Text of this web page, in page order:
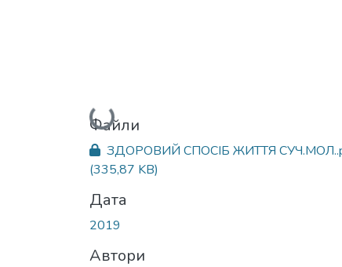
Вантажиться...
Файли
ЗДОРОВИЙ СПОСІБ ЖИТТЯ
(335,87 KB)
Дата
2019
Автори